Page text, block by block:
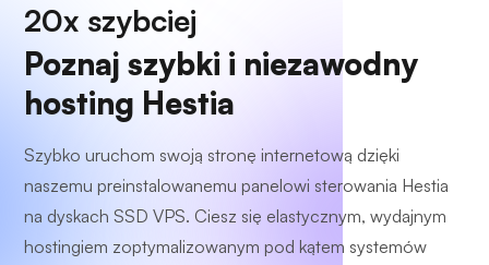
20x szybciej
Poznaj szybki i niezawodny
hosting Hestia
Szybko uruchom swoją stronę internetową dzięki
naszemu preinstalowanemu panelowi sterowania Hestia
na dyskach SSD VPS. Ciesz się elastycznym, wydajnym
hostingiem zoptymalizowanym pod kątem systemów